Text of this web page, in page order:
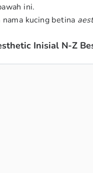
ini.
kucing betina
Inisial N-Z